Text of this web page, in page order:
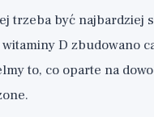
trzeba być najbardziej
witaminy D zbudowano
to, co oparte na